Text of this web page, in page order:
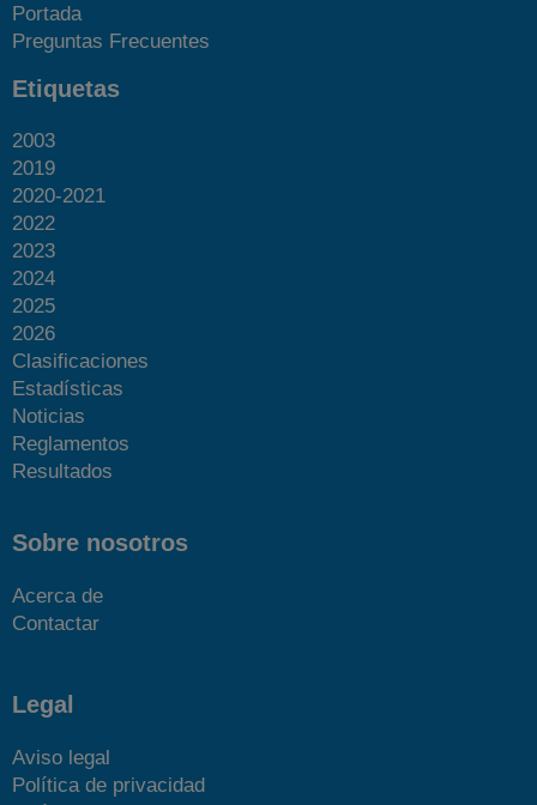
Portada
Preguntas Frecuentes
Etiquetas
2003
2019
2020-2021
2022
2023
2024
2025
2026
Clasificaciones
Estadísticas
Noticias
Reglamentos
Resultados
Sobre nosotros
Acerca de
Contactar
Legal
Aviso legal
Política de privacidad